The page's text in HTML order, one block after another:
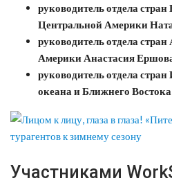
руководитель отдела
Центральной Америки
руководитель отдела
Америки Анастасия
руководитель отдела
океана и Ближнего
Участниками